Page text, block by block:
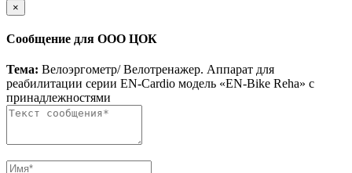
×
Сообщение для ООО ЦОК
Тема: Велоэргометр/ Велотренажер. Аппарат для
реабилитации серии EN-Cardio модель «EN-Bike Reha» с
принадлежностями